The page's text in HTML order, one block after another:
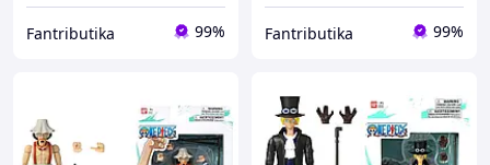
Fantributika 99% Fantributika 99%